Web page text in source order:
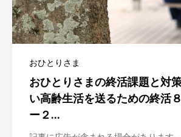
おひとりさま
おひとりさまの終活課題と対
い高齢生活を送るための終活
ー２...